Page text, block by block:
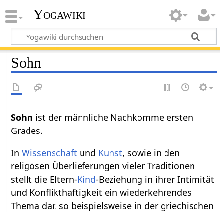
Yogawiki
Sohn
Sohn ist der männliche Nachkomme ersten
Grades.
InWissenschaft und Kunst, sowie in den
religösen Überlieferungen vieler Traditionen
stellt die Eltern-Kind-Beziehung in ihrer Intimität
und Konflikthaftigkeit ein wiederkehrendes
Thema dar, so beispielsweise in der griechischen